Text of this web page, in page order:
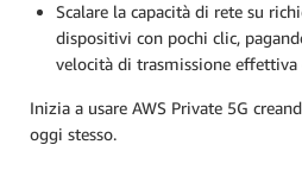
Scalare la capacità di rete su
dispositivi con pochi clic,
velocità di trasmissione
Inizia a usare AWS Private 5G
oggi stesso.